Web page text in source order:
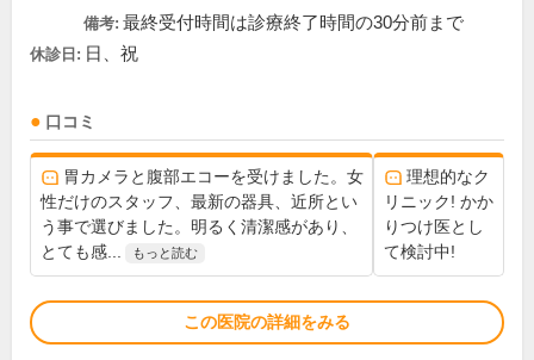
備考: 最終受付時間は診療終了時間の30分前まで
休診日: 日、祝
口コミ
胃カメラと腹部エコーを受けました。女
性だけのスタッフ、最新の器具、近所とい
う事で選びました。明るく清潔感があり、
とても感...
もっと読む
理想的なク
リニック! かか
りつけ医とし
て検討中!
この医院の詳細をみる